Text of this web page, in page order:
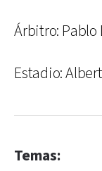
Árbitro: Pablo
Estadio:
Temas: